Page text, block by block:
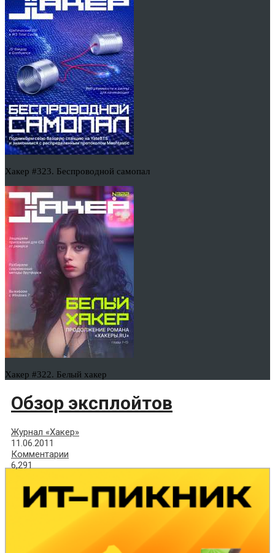
Хакер #323. Беспроводной самопал
Хакер #322. Белый хакер
Обзор эксплойтов
Журнал «Хакер»
11.06.2011
Комментарии
6,291